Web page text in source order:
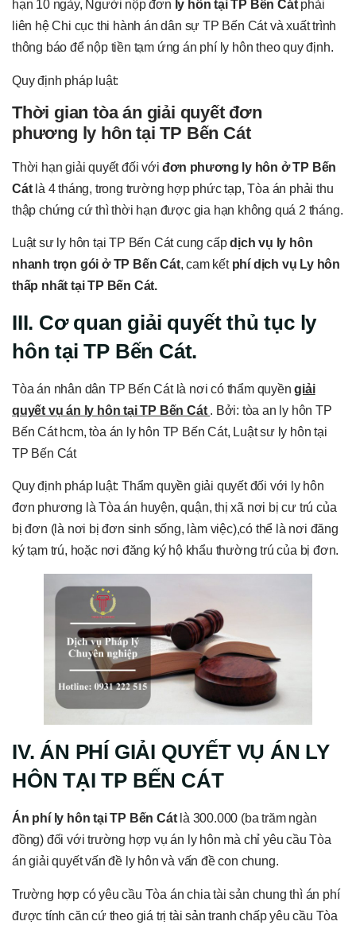
hạn 10 ngày, Người nộp đơn ly hôn tại TP Bến Cátphải
liên hệ Chi cục thi hành án dân sự TP Bến Cát và xuất trình
thông báo để nộp tiền tạm ứng án phí ly hôn theo quy định.
Quy định pháp luật:
Thời gian tòa án giải quyết đơn
phương ly hôn tại TP Bến Cát
Thời hạn giải quyết đối vớiđơn phương ly hôn ở TP Bến
Cátlà 4 tháng, trong trường hợp phức tạp, Tòa án phải thu
thập chứng cứ thì thời hạn được gia hạn không quá 2 tháng.
Luật sư ly hôn tại TP Bến Cát cung cấpdịch vụ ly hôn
nhanh trọn gói ở TP Bến Cát, cam kết phí dịch vụ Ly hôn
thấp nhất tại TP Bến Cát.
III. Cơ quan giải quyết thủ tục ly
hôn tại TP Bến Cát.
Tòa án nhân dân TP Bến Cát là nơi có thẩm quyềngiải
quyết vụ án ly hôn tại TP Bến Cát . Bởi: tòa an ly hôn TP
Bến Cát hcm, tòa án ly hôn TP Bến Cát, Luật sư ly hôn tại
TP Bến Cát
Quy định pháp luật: Thẩm quyền giải quyết đối với ly hôn
đơn phương là Tòa án huyện, quận, thị xã nơi bị cư trú của
bị đơn (là nơi bị đơn sinh sống, làm việc),có thể là nơi đăng
ký tạm trú, hoặc nơi đăng ký hộ khẩu thường trú của bị đơn.
IV. ÁN PHÍ GIẢI QUYẾT VỤ ÁN LY
HÔN TẠI TP BẾN CÁT
Án phí ly hôn tại TP Bến Cátlà 300.000 (ba trăm ngàn
đồng) đối với trường hợp vụ án ly hôn mà chỉ yêu cầu Tòa
án giải quyết vấn đề ly hôn và vấn đề con chung.
Trường hợp có yêu cầu Tòa án chia tài sản chung thì án phí
được tính căn cứ theo giá trị tài sản tranh chấp yêu cầu Tòa